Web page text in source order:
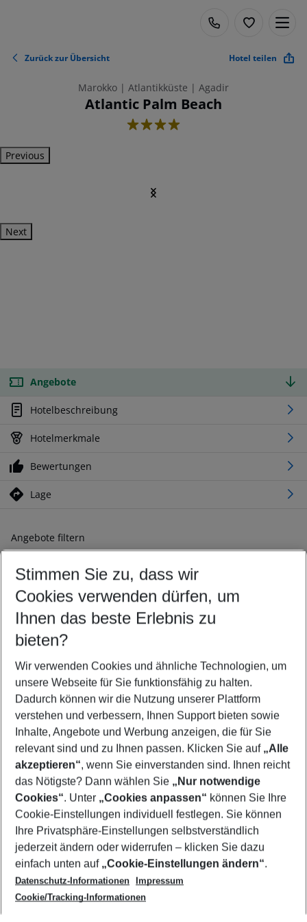
Zurück zur Übersicht Hotel teilen
Marokko | Atlantikküste | Agadir
Atlantic Palm Beach
4
Previous
Next
Angebote
Hotelbeschreibung
Hotelmerkmale
Bewertungen
Lage
Angebote filtern
Ändern Sie Ihre Kriterien nach Ihren Wünschen
Abflughafen wählen
Beliebiger Abflughafen
Reisezeitraum wählen
09.08.26– 07.08.27 5-8 Nächte
2 Erwachsene Keine Kinder
Mehr Filter anzeigen
Footer
Footer navigation
Über uns
AGB
Cookie-Einstellungen ändern
Cookie-Richtlinie
Datenschutz
Service & Hilfe
Barrierefreies Reisen
Check-in
Folgen Sie uns
Stimmen Sie zu, dass wir
Cookies verwenden dürfen, um
Ihnen das beste Erlebnis zu
bieten?
Wir verwenden Cookies und ähnliche Technologien, um
unsere Webseite für Sie funktionsfähig zu halten.
Dadurch können wir die Nutzung unserer Plattform
verstehen und verbessern, Ihnen Support bieten sowie
Inhalte, Angebote und Werbung anzeigen, die für Sie
relevant sind und zu Ihnen passen. Klicken Sie auf „Alle
akzeptieren“, wenn Sie einverstanden sind. Ihnen reicht
das Nötigste? Dann wählen Sie „Nur notwendige
Cookies“. Unter „Cookies anpassen“ können Sie Ihre
Cookie-Einstellungen individuell festlegen. Sie können
Ihre Privatsphäre-Einstellungen selbstverständlich
jederzeit ändern oder widerrufen – klicken Sie dazu
einfach unten auf „Cookie-Einstellungen ändern“.
Datenschutz-Informationen
Impressum
Cookie/Tracking-Informationen